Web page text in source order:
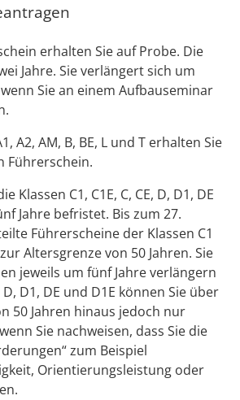
erhalten Sie auf Probe. Die
Jahre. Sie verlängert sich um
Sie an einem Aufbauseminar
A2, AM, B, BE, L und T erhalten Sie
Führerschein.
Klassen C1, C1E, C, CE, D, D1, DE
Jahre befristet. Bis zum 27.
Führerscheine der Klassen C1
Altersgrenze von 50 Jahren. Sie
jeweils um fünf Jahre verlängern
D1, DE und D1E können Sie über
50 Jahren hinaus jedoch nur
Sie nachweisen, dass Sie die
ngen“ zum Beispiel
Orientierungsleistung oder